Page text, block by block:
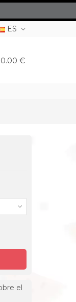
ES
0.00 €
el